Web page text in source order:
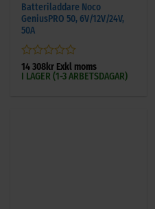
Batteriladdare Noco
GeniusPRO 50, 6V/12V/24V,
50A
Betygsatt
14 308kr Exkl moms
I LAGER (1-3 ARBETSDAGAR)